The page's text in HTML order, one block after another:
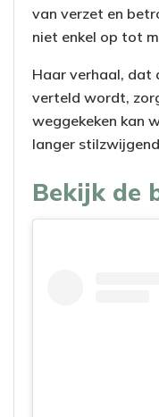
van verzet en
niet enkel op tot
Haar verhaal, dat
verteld wordt,
weggekeken kan
langer
Bekijk de